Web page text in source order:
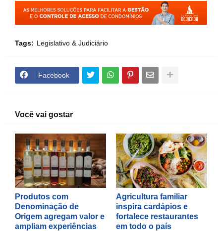
Tags: Legislativo & Judiciário
Facebook
Você vai gostar
Produtos com
Denominação de
Origem agregam valor e
ampliam experiências
Agricultura familiar
inspira cardápios e
fortalece restaurantes
em todo o país